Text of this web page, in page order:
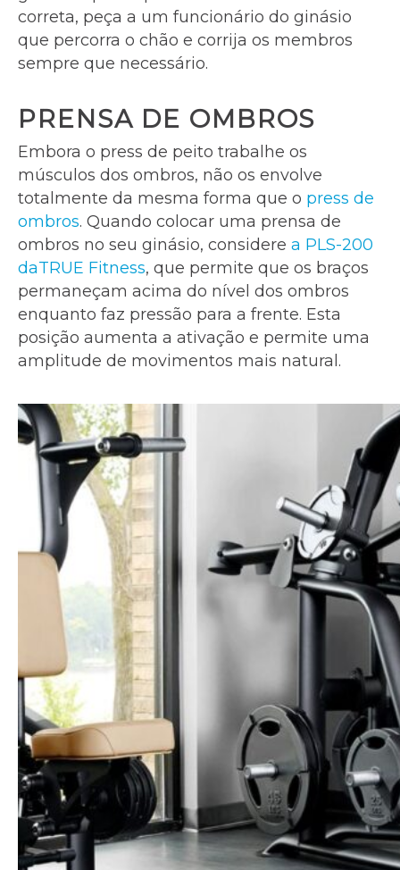
correta, peça a um funcionário do ginásio
que percorra o chão e corrija os membros
sempre que necessário.
PRENSA DE OMBROS
Embora o press de peito trabalhe os
músculos dos ombros, não os envolve
totalmente da mesma forma que o press de
ombros. Quando colocar uma prensa de
ombros no seu ginásio, considere a PLS-200
daTRUE Fitness, que permite que os braços
permaneçam acima do nível dos ombros
enquanto faz pressão para a frente. Esta
posição aumenta a ativação e permite uma
amplitude de movimentos mais natural.